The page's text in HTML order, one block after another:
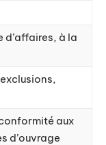
à la
aux
d’ouvrage